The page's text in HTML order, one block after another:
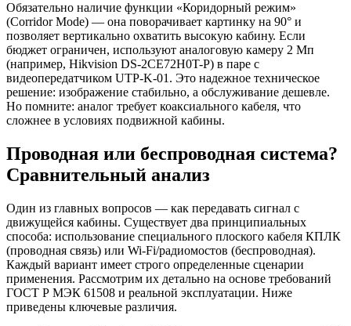
Обязательно наличие функции «Коридорный режим»
(Corridor Mode) — она поворачивает картинку на 90° и
позволяет вертикально охватить высокую кабину. Если
бюджет ограничен, используют аналоговую камеру 2 Мп
(например, Hikvision DS-2CE72H0T-P) в паре с
видеопередатчиком UTP-K-01. Это надежное техническое
решение: изображение стабильно, а обслуживание дешевле.
Но помните: аналог требует коаксиального кабеля, что
сложнее в условиях подвижной кабины.
Проводная или беспроводная система?
Сравнительный анализ
Один из главных вопросов — как передавать сигнал с
движущейся кабины. Существует два принципиальных
способа: использование специального плоского кабеля КПЛК
(проводная связь) или Wi-Fi/радиомостов (беспроводная).
Каждый вариант имеет строго определенные сценарии
применения. Рассмотрим их детально на основе требований
ГОСТ Р МЭК 61508 и реальной эксплуатации. Ниже
приведены ключевые различия.